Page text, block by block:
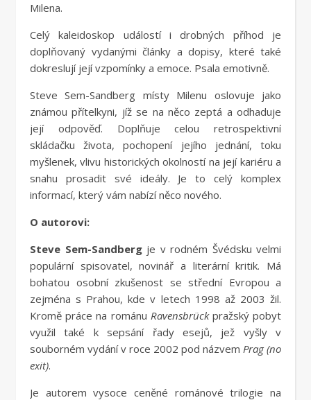
Milena.
Celý kaleidoskop událostí i drobných příhod je
doplňovaný vydanými články a dopisy, které také
dokreslují její vzpomínky a emoce. Psala emotivně.
Steve Sem-Sandberg místy Milenu oslovuje jako
známou přítelkyni, jíž se na něco zeptá a odhaduje
její odpověď. Doplňuje celou retrospektivní
skládačku života, pochopení jejího jednání, toku
myšlenek, vlivu historických okolností na její kariéru a
snahu prosadit své ideály. Je to celý komplex
informací, který vám nabízí něco nového.
O autorovi:
Steve Sem-Sandbergje v rodném Švédsku velmi
populární spisovatel, novinář a literární kritik. Má
bohatou osobní zkušenost se střední Evropou a
zejména s Prahou, kde v letech 1998 až 2003 žil.
Kromě práce na románu Ravensbrückpražský pobyt
využil také k sepsání řady esejů, jež vyšly v
souborném vydání v roce 2002 pod názvem Prag (no
exit).
Je autorem vysoce ceněné románové trilogie na